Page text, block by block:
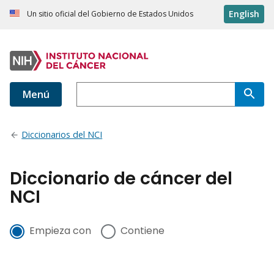
Un sitio oficial del Gobierno de Estados Unidos English
Menú
Diccionarios del NCI
Diccionario de cáncer del
NCI
Empieza con Contiene